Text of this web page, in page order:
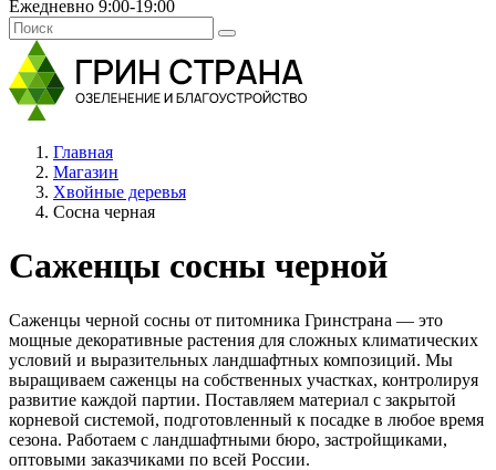
Ежедневно 9:00-19:00
Главная
Магазин
Хвойные деревья
Сосна черная
Саженцы сосны черной
Саженцы черной сосны от питомника Гринстрана — это
мощные декоративные растения для сложных климатических
условий и выразительных ландшафтных композиций. Мы
выращиваем саженцы на собственных участках, контролируя
развитие каждой партии. Поставляем материал с закрытой
корневой системой, подготовленный к посадке в любое время
сезона. Работаем с ландшафтными бюро, застройщиками,
оптовыми заказчиками по всей России.